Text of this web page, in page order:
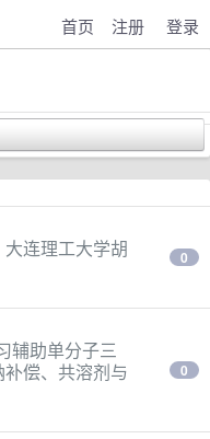
首页 注册 登录
连理工大学胡
0
辅助单分子三
偿、共溶剂与
0